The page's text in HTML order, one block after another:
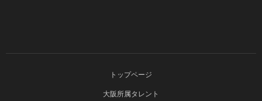
トップページ
大阪所属タレント